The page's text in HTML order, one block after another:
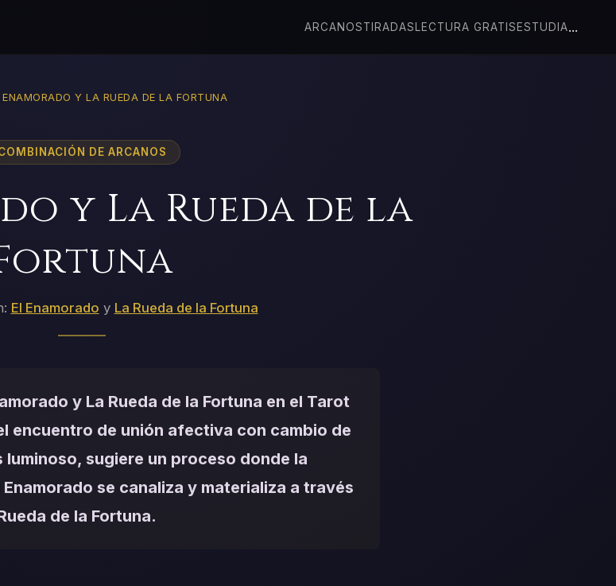
ARCANOSTIRADAS LECTURA GRATIS ESTUDIA...
ENAMORADO Y LA RUEDA DE LA FORTUNA
DE ARCANOS
y La Rueda de la
El Enamorado y La Rueda de la Fortuna
y La Rueda de la Fortuna en el Tarot
encuentro de unión afectiva con cambio de
luminoso, sugiere un proceso donde la
se canaliza y materializa a través
de la Fortuna.